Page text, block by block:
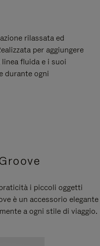
rilassata ed
per aggiungere
fluida e i suoi
durante ogni
i piccoli oggetti
è un accessorio elegante
a ogni stile di viaggio.